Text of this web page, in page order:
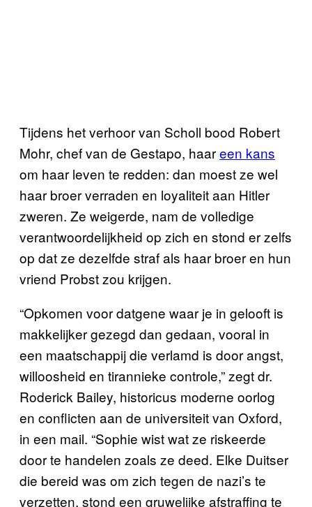
Tijdens het verhoor van Scholl bood Robert
Mohr, chef van de Gestapo, haareen kans
om haar leven te redden: dan moest ze wel
haar broer verraden en loyaliteit aan Hitler
zweren. Ze weigerde, nam de volledige
verantwoordelijkheid op zich en stond er zelfs
op dat ze dezelfde straf als haar broer en hun
vriend Probst zou krijgen.
“Opkomen voor datgene waar je in gelooft is
makkelijker gezegd dan gedaan, vooral in
een maatschappij die verlamd is door angst,
willoosheid en tirannieke controle,” zegt dr.
Roderick Bailey, historicus moderne oorlog
en conflicten aan de universiteit van Oxford,
in een mail. “Sophie wist wat ze riskeerde
door te handelen zoals ze deed. Elke Duitser
die bereid was om zich tegen de nazi’s te
verzetten, stond een gruwelijke afstraffing te